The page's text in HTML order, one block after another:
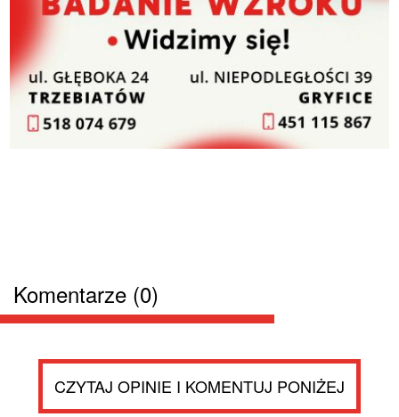
Komentarze (0)
CZYTAJ OPINIE I KOMENTUJ PONIŻEJ